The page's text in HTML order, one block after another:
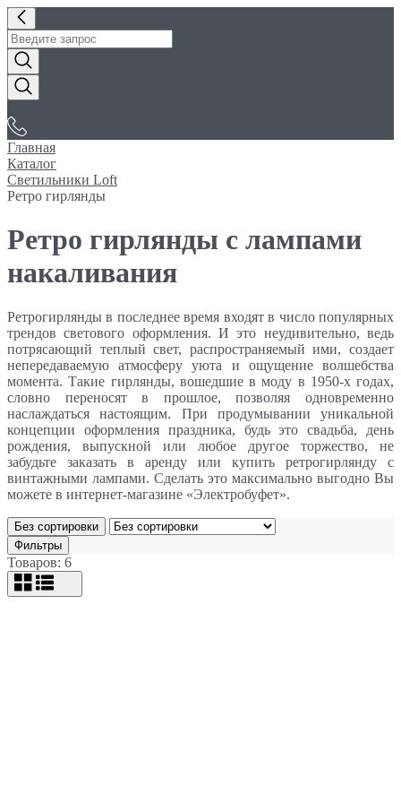
Главная
Каталог
Светильники Loft
Ретро гирлянды
Ретро гирлянды с лампами
накаливания
Ретрогирлянды в последнее время входят в число популярных
трендов светового оформления. И это неудивительно, ведь
потрясающий теплый свет, распространяемый ими, создает
непередаваемую атмосферу уюта и ощущение волшебства
момента. Такие гирлянды, вошедшие в моду в 1950-х годах,
словно переносят в прошлое, позволяя одновременно
наслаждаться настоящим. При продумывании уникальной
концепции оформления праздника, будь это свадьба, день
рождения, выпускной или любое другое торжество, не
забудьте заказать в аренду или купить ретрогирлянду с
винтажными лампами. Сделать это максимально выгодно Вы
можете в интернет-магазине «Электробуфет».
Без сортировки
Фильтры
Товаров: 6